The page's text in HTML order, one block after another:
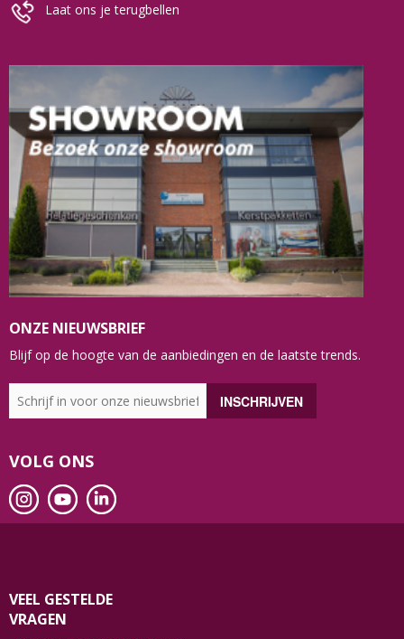
Laat ons je terugbellen
ONZE NIEUWSBRIEF
Blijf op de hoogte van de aanbiedingen en de laatste trends.
VOLG ONS
VEEL GESTELDE
VRAGEN